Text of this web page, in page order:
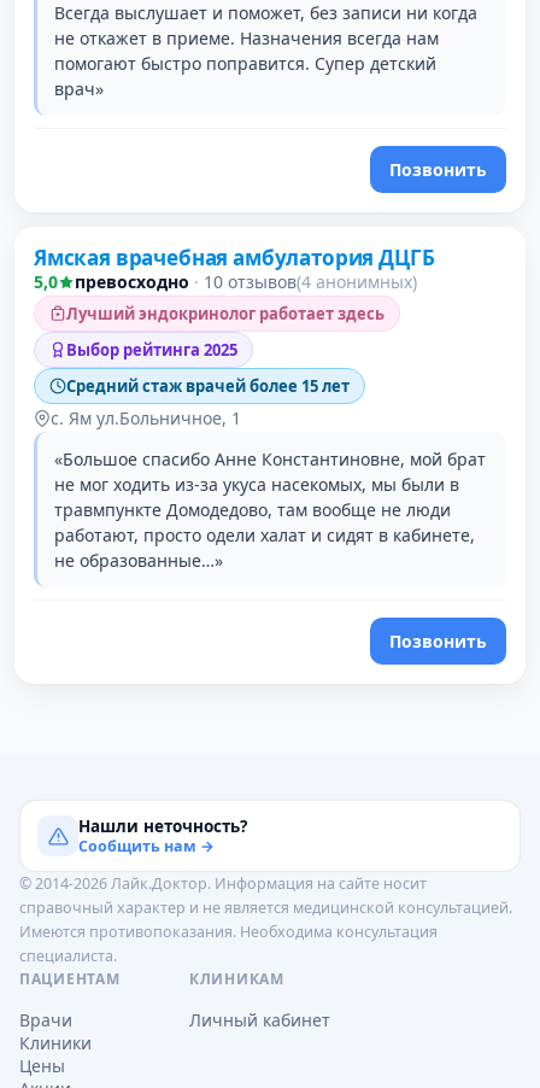
Всегда выслушает и поможет, без записи ни когда
не откажет в приеме. Назначения всегда нам
помогают быстро поправится. Супер детский
врач»
Позвонить
Ямская врачебная амбулатория ДЦГБ
5,0 превосходно · 10 отзывов(4 анонимных)
Лучший эндокринолог работает здесь
Выбор рейтинга 2025
Средний стаж врачей более 15 лет
с. Ям ул.Больничное, 1
«Большое спасибо Анне Константиновне, мой брат
не мог ходить из-за укуса насекомых, мы были в
травмпункте Домодедово, там вообще не люди
работают, просто одели халат и сидят в кабинете,
не образованные…»
Позвонить
Нашли неточность?
Сообщить нам →
© 2014-2026 Лайк.Доктор. Информация на сайте носит
справочный характер и не является медицинской консультацией.
Имеются противопоказания. Необходима консультация
специалиста.
ПАЦИЕНТАМ
Врачи
Клиники
Цены
КЛИНИКАМ
Личный кабинет